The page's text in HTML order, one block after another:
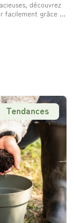
découvrez
facilement grâce à
Tendances